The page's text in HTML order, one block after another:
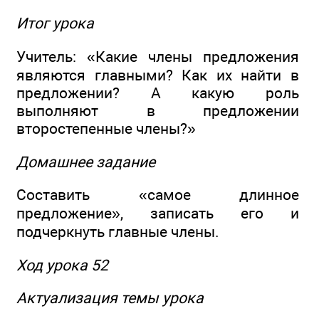
Итог урока
Учитель: «Какие члены предложения
являются главными? Как их найти в
предложении? А какую роль
выполняют в предложении
второстепенные члены?»
Домашнее задание
Составить «самое длинное
предложение», записать его и
подчеркнуть главные члены.
Ход урока 52
Актуализация темы урока